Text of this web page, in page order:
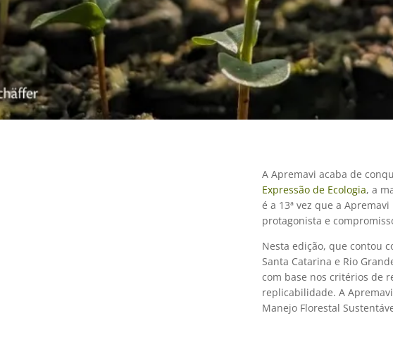
A Apremavi acaba de
Expressão de Ecologia, a
é a 13ª vez que a
protagonista e
Nesta edição, que contou
Santa Catarina e Rio
com base nos critérios de
replicabilidade. A
Manejo Florestal